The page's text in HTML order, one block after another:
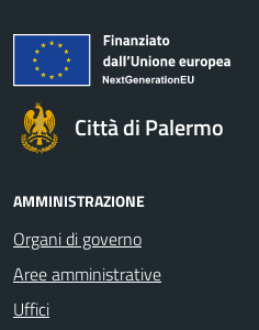
Città di Palermo
AMMINISTRAZIONE
Organi di governo
Aree amministrative
Uffici